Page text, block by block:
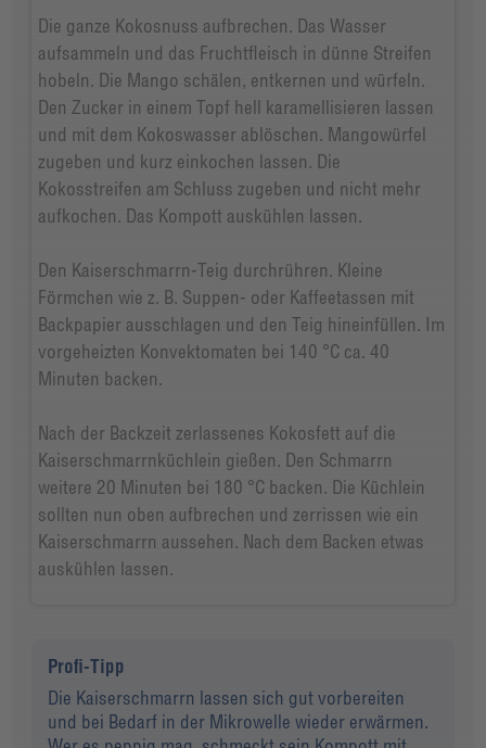
Die ganze Kokosnuss aufbrechen. Das Wasser
aufsammeln und das Fruchtfleisch in dünne Streifen
hobeln. Die Mango schälen, entkernen und würfeln.
Den Zucker in einem Topf hell karamellisieren lassen
und mit dem Kokoswasser ablöschen. Mangowürfel
zugeben und kurz einkochen lassen. Die
Kokosstreifen am Schluss zugeben und nicht mehr
aufkochen. Das Kompott auskühlen lassen.
Den Kaiserschmarrn-Teig durchrühren. Kleine
Förmchen wie z. B. Suppen- oder Kaffeetassen mit
Backpapier ausschlagen und den Teig hineinfüllen. Im
vorgeheizten Konvektomaten bei 140 °C ca. 40
Minuten backen.
Nach der Backzeit zerlassenes Kokosfett auf die
Kaiserschmarrnküchlein gießen. Den Schmarrn
weitere 20 Minuten bei 180 °C backen. Die Küchlein
sollten nun oben aufbrechen und zerrissen wie ein
Kaiserschmarrn aussehen. Nach dem Backen etwas
auskühlen lassen.
Profi-Tipp
Die Kaiserschmarrn lassen sich gut vorbereiten
und bei Bedarf in der Mikrowelle wieder erwärmen.